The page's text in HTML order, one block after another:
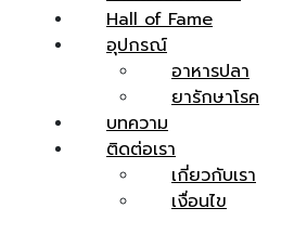
Hall of Fame
อุปกรณ์
อาหารปลา
ยารักษาโรค
บทความ
ติดต่อเรา
เกี่ยวกับเรา
เงื่อนไข